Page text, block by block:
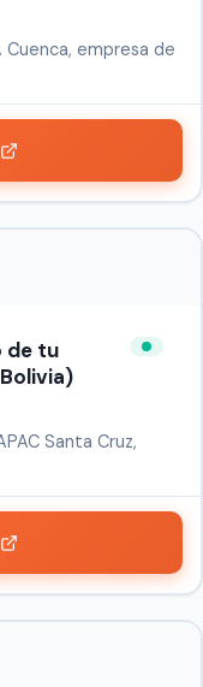
empresa de
de tu
Santa Cruz,